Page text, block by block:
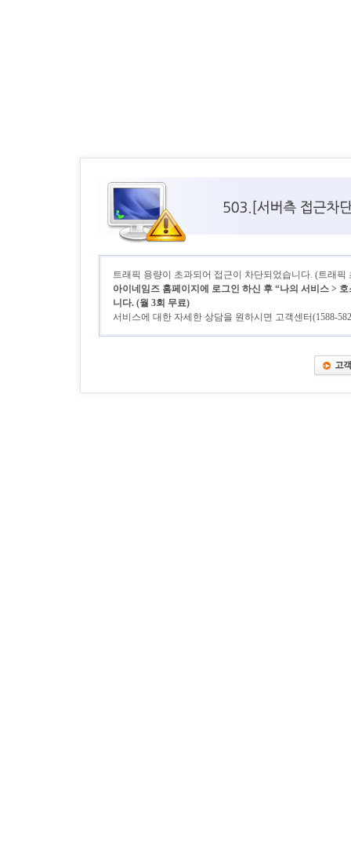
트래픽 용량이 초과되어 접근이 차단되었습니다. (트래픽
아이네임즈 홈페이지에 로그인 하신 후 “나의 서비스 >
니다. (월 3회 무료)
서비스에 대한 자세한 상담을 원하시면 고객센터(1588-